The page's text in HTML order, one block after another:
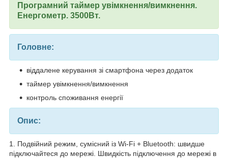
Програмний таймер увімкнення/вимкнення.
Енергометр. 3500Вт.
Головне:
віддалене керування зі смартфона через додаток
таймер увімкнення/вимкнення
контроль споживання енергії
Опис:
1. Подвійний режим, сумісний із Wi-Fi + Bluetooth: швидше
підключайтеся до мережі. Швидкість підключення до мережі в